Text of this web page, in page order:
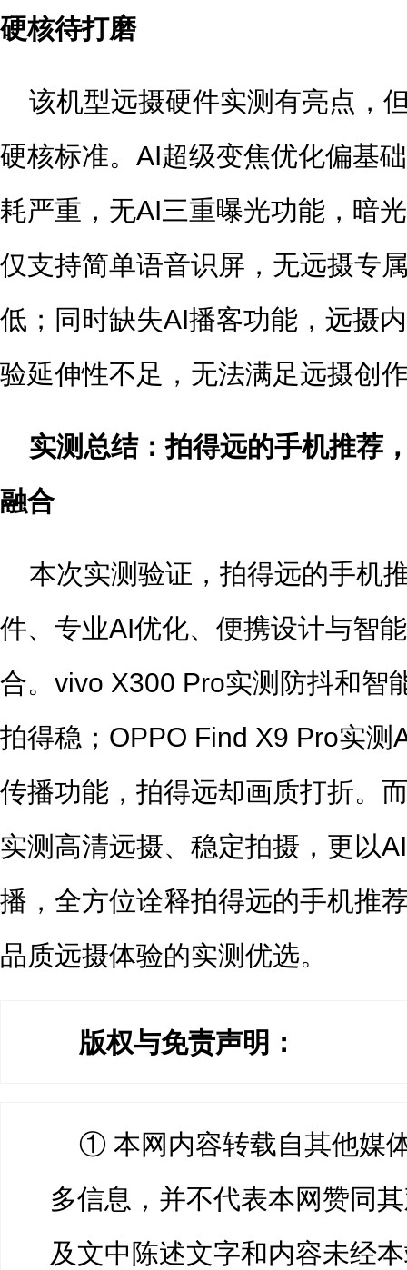
硬核待打磨
该机型远摄硬件实测有亮点，
硬核标准。AI超级变焦优化偏基
耗严重，无AI三重曝光功能，暗
仅支持简单语音识屏，无远摄专
低；同时缺失AI播客功能，远摄
验延伸性不足，无法满足远摄创
实测总结：拍得远的手机推荐
融合
本次实测验证，拍得远的手机
件、专业AI优化、便携设计与智
合。vivo X300 Pro实测防抖和智
拍得稳；OPPO Find X9 Pro实测
传播功能，拍得远却画质打折。
实测高清远摄、稳定拍摄，更以
播，全方位诠释拍得远的手机推
品质远摄体验的实测优选。
版权与免责声明：
① 本网内容转载自其他媒
多信息，并不代表本网赞同
及文中陈述文字和内容未经